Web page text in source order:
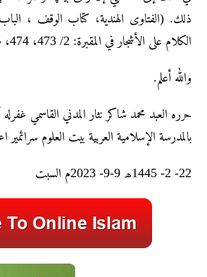
ذلك. (الفتاوى الهندية، کتاب الوقف ،
الکلام علی الأشجار في المقبرۃ: 2/ 473، 474، ط۔ ماجدیة).
والله أعلم.
حرره العبد محمد شاکر نثار المدني القاسمي
بالمدرسة الإسلامية العربية بيت العلوم سرائمير
22- 2- 1445ھ 9-9- 2023م السبت